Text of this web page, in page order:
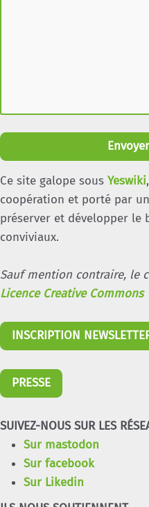
Ce site galope sous Yeswiki
coopération et porté par
préserver et développer le
conviviaux.
Sauf mention contraire, le
Licence Creative Commons
INSCRIPTION
PRESSE
SUIVEZ-NOUS SUR LES
Sur mastodon
Sur facebook
Sur Likedin